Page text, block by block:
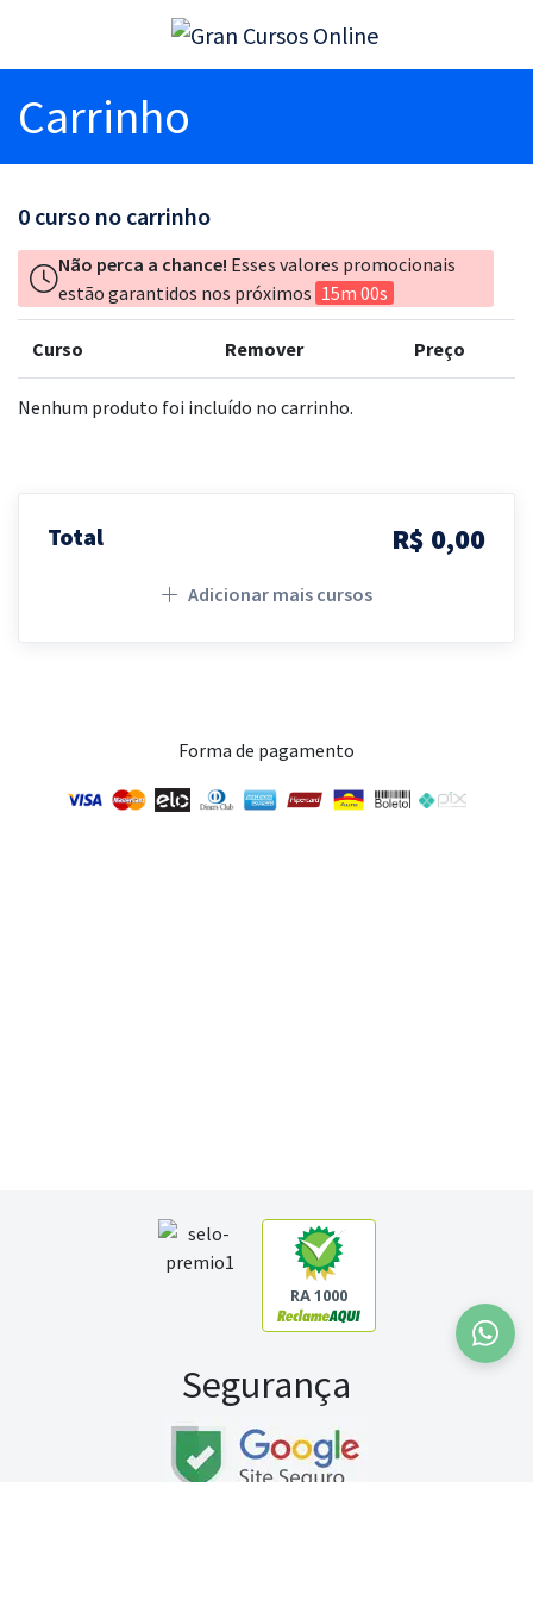
Carrinho
0 curso no carrinho
Não perca a chance! Esses valores promocionais
estão garantidos nos próximos 15m 00s
Curso Remover Preço
Nenhum produto foi incluído no carrinho.
Total R$ 0,00
Adicionar mais cursos
Forma de pagamento
RA 1000
Segurança